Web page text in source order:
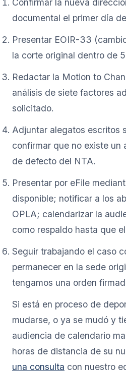
documental el primer día
Presentar EOIR-33
la corte original dentro de
Redactar la Motion to
análisis de siete factores
solicitado.
Adjuntar alegatos escritos
confirmar que no existe un
de defecto del NTA.
Presentar por eFile
disponible; notificar a los
OPLA; calendarizar la
como respaldo hasta que
Seguir trabajando el caso
permanecer en la sede
tengamos una orden
Si está en proceso de
mudarse, o ya se mudó y
audiencia de calendario
horas de distancia de su
una consulta con nuestro